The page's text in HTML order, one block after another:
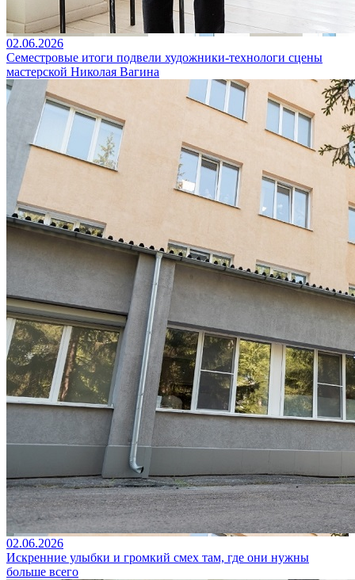
02.06.2026
Семестровые итоги подвели художники-технологи сцены
мастерской Николая Вагина
02.06.2026
Искренние улыбки и громкий смех там, где они нужны
больше всего